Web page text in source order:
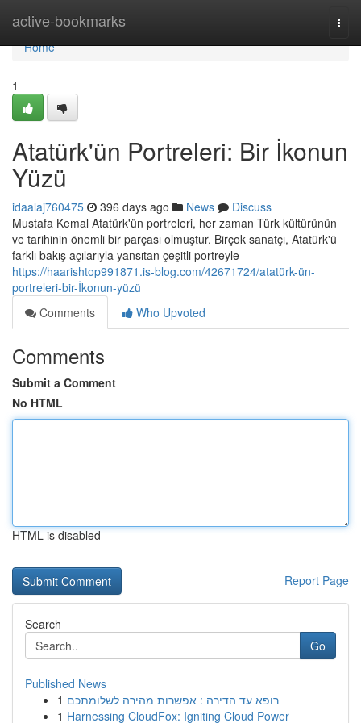
active-bookmarks
Home
Home
1
Atatürk'ün Portreleri: Bir İkonun
Yüzü
idaalaj760475 396 days ago News
Discuss
Mustafa Kemal Atatürk'ün portreleri, her zaman Türk kültürünün
ve tarihinin önemli bir parçası olmuştur. Birçok sanatçı, Atatürk'ü
farklı bakış açılarıyla yansıtan çeşitli portreyle
https://haarishtop991871.is-blog.com/42671724/atatürk-ün-
portreleri-bir-İkonun-yüzü
Comments
Who Upvoted
Comments
Submit a Comment
No HTML
HTML is disabled
Report Page
Search
Go
Published News
1 רופא עד הדירה : אפשרות מהירה לשלומתכם
1 Harnessing CloudFox: Igniting Cloud Power